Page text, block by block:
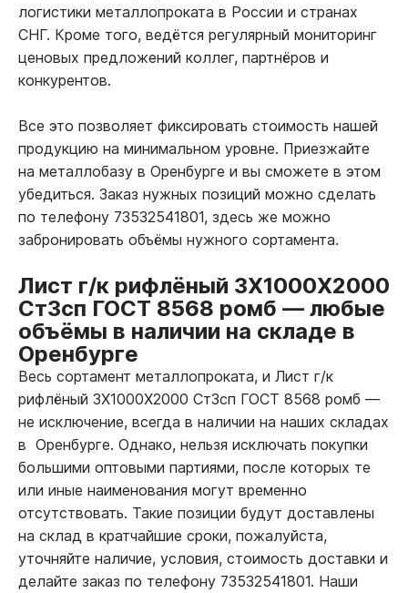
логистики металлопроката в России и странах
СНГ. Кроме того, ведётся регулярный мониторинг
ценовых предложений коллег, партнёров и
конкурентов.
Все это позволяет фиксировать стоимость нашей
продукцию на минимальном уровне. Приезжайте
на металлобазу в Оренбурге и вы сможете в этом
убедиться. Заказ нужных позиций можно сделать
по телефону 73532541801, здесь же можно
забронировать объёмы нужного сортамента.
Лист г/к рифлёный 3Х1000Х2000
Ст3сп ГОСТ 8568 ромб — любые
объёмы в наличии на складе в
Оренбурге
Весь сортамент металлопроката, и Лист г/к
рифлёный 3Х1000Х2000 Ст3сп ГОСТ 8568 ромб —
не исключение, всегда в наличии на наших складах
в Оренбурге. Однако, нельзя исключать покупки
большими оптовыми партиями, после которых те
или иные наименования могут временно
отсутствовать. Такие позиции будут доставлены
на склад в кратчайшие сроки, пожалуйста,
уточняйте наличие, условия, стоимость доставки и
делайте заказ по телефону 73532541801. Наши